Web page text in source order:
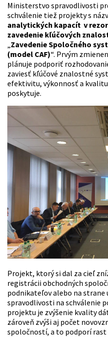
Ministerstvo spravodlivosti
schválenie tiež projekty s
analytických kapacít v
zavedenie kľúčových
„Zavedenie Spoločného
(model CAF)“. Prvým
plánuje podporiť
zaviesť kľúčové znalostné
efektivitu, výkonnosť a
poskytuje.
Projekt, ktorý si dal za cieľ
registrácii obchodných
podnikateľov alebo na
spravodlivosti na schválenie
projektu je zvýšenie kvality
zároveň zvýši aj počet
spoločností, a to podporí